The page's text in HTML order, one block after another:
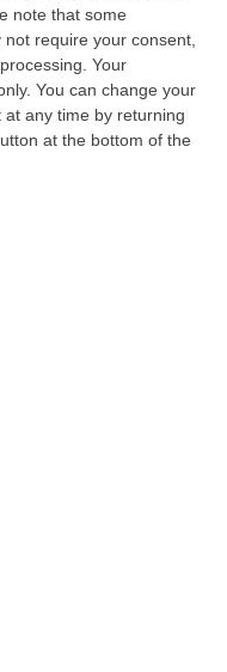
note that some
require your consent,
Your
You can change your
any time by returning
at the bottom of the
acqua per